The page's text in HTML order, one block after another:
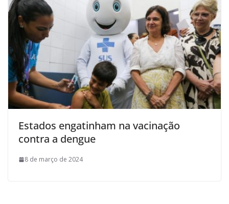
Estados engatinham na vacinação
contra a dengue
8 de março de 2024